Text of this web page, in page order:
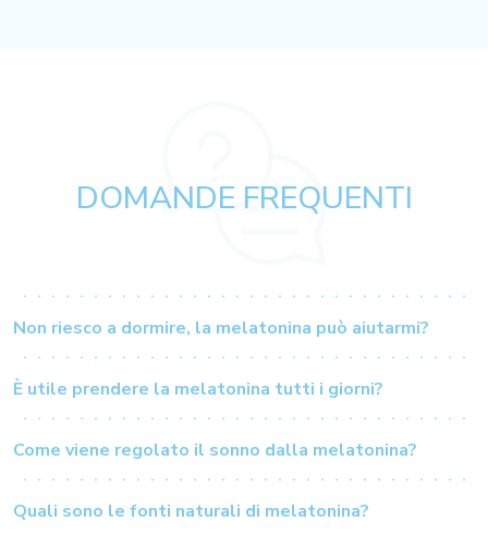
DOMANDE FREQUENTI
Non riesco a dormire, la melatonina può aiutarmi?
È utile prendere la melatonina tutti i giorni?
Come viene regolato il sonno dalla melatonina?
Quali sono le fonti naturali di melatonina?